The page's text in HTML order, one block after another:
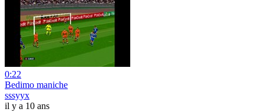
0:22
Bedimo maniche
sssyyx
il y a 10 ans